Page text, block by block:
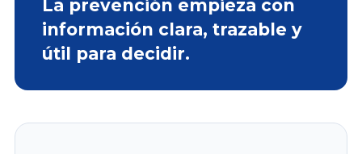
La prevención empieza con
información clara, trazable y
útil para decidir.